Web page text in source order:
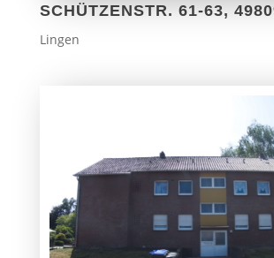
SCHÜTZENSTR. 61-63,
Lingen